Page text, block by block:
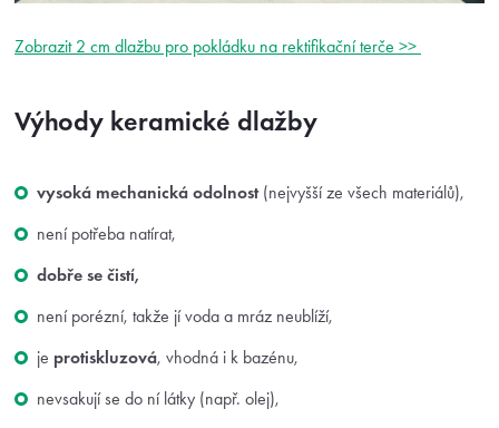
Zobrazit 2 cm dlažbu pro pokládku na rektifikační terče >>
Výhody keramické dlažby
vysoká mechanická odolnost(nejvyšší ze všech materiálů),
není potřeba natírat,
dobře se čistí,
není porézní, takže jí voda a mráz neublíží,
je protiskluzová, vhodná i k bazénu,
nevsakují se do ní látky (např. olej),